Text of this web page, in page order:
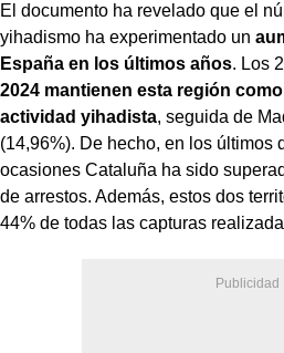
El documento ha revelado que el
yihadismo ha experimentado un
España en los últimos años. Los
2024 mantienen esta región
actividad yihadista, seguida de
(14,96%). De hecho, en los últimos
ocasiones Cataluña ha sido
de arrestos. Además, estos dos
44% de todas las capturas